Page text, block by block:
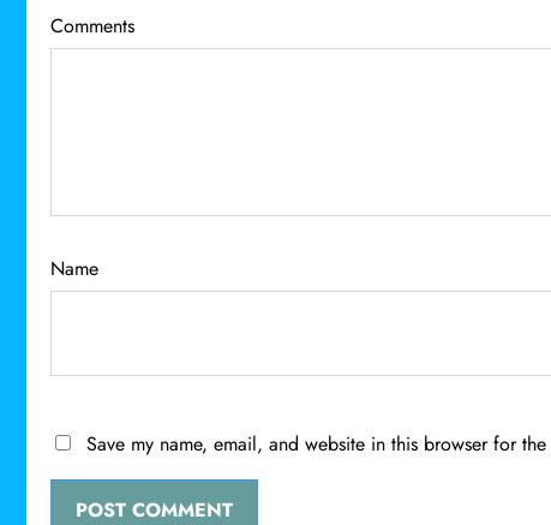
Comments
Name
Save my name, email, and website in this browser for